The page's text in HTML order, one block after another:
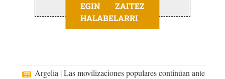
EGIN ZAITEZ
HALABELARRI
Argelia | Las movilizaciones populares continúan ante